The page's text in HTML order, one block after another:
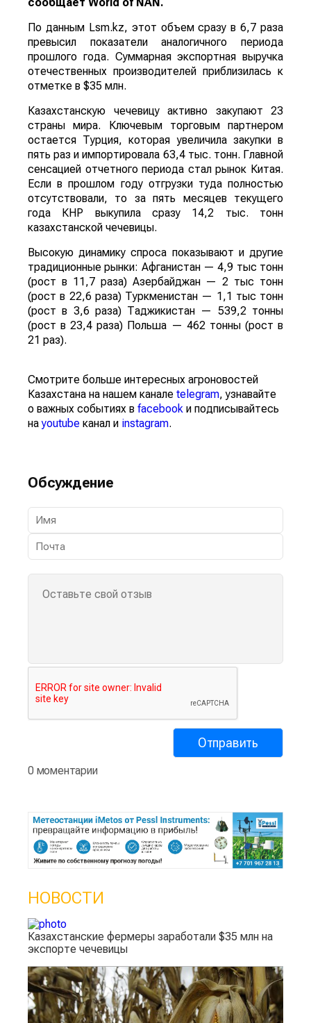
сообщает World of NAN .
По данным Lsm.kz, этот объем сразу в 6,7 раза
превысил показатели аналогичного периода
прошлого года. Суммарная экспортная выручка
отечественных производителей приблизилась к
отметке в $35 млн.
Казахстанскую чечевицу активно закупают 23
страны мира. Ключевым торговым партнером
остается Турция, которая увеличила закупки в
пять раз и импортировала 63,4 тыс. тонн. Главной
сенсацией отчетного периода стал рынок Китая.
Если в прошлом году отгрузки туда полностью
отсутствовали, то за пять месяцев текущего
года КНР выкупила сразу 14,2 тыс. тонн
казахстанской чечевицы.
Высокую динамику спроса показывают и другие
традиционные рынки: Афганистан — 4,9 тыс тонн
(рост в 11,7 раза) Азербайджан — 2 тыс тонн
(рост в 22,6 раза) Туркменистан — 1,1 тыс тонн
(рост в 3,6 раза) Таджикистан — 539,2 тонны
(рост в 23,4 раза) Польша — 462 тонны (рост в
21 раз).
Смотрите больше интересных агроновостей
Казахстана на нашем канале telegram, узнавайте
о важных событиях в facebook и подписывайтесь
наyoutube канал и instagram.
Обсуждение
0 моментарии
НОВОСТИ
Казахстанские фермеры заработали $35 млн на
экспорте чечевицы